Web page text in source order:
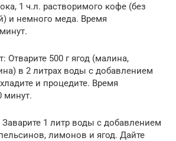
1 ч.л. растворимого кофе (без
и немного меда. Время
Отварите 500 г ягод (малина,
в 2 литрах воды с добавлением
и процедите. Время
минут.
1 литр воды с добавлением
лимонов и ягод. Дайте